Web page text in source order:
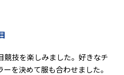
技を楽しみました。好きなチ
を決めて服も合わせました。